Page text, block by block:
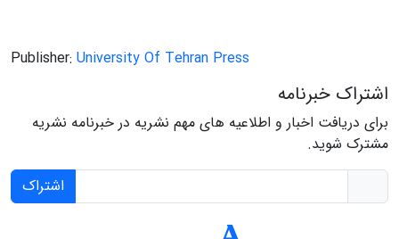
Publisher: University Of Tehran Press
اشتراک خبرنامه
برای دریافت اخبار و اطلاعیه های مهم نشریه در خبرنامه نشریه
مشترک شوید.
اشتراک